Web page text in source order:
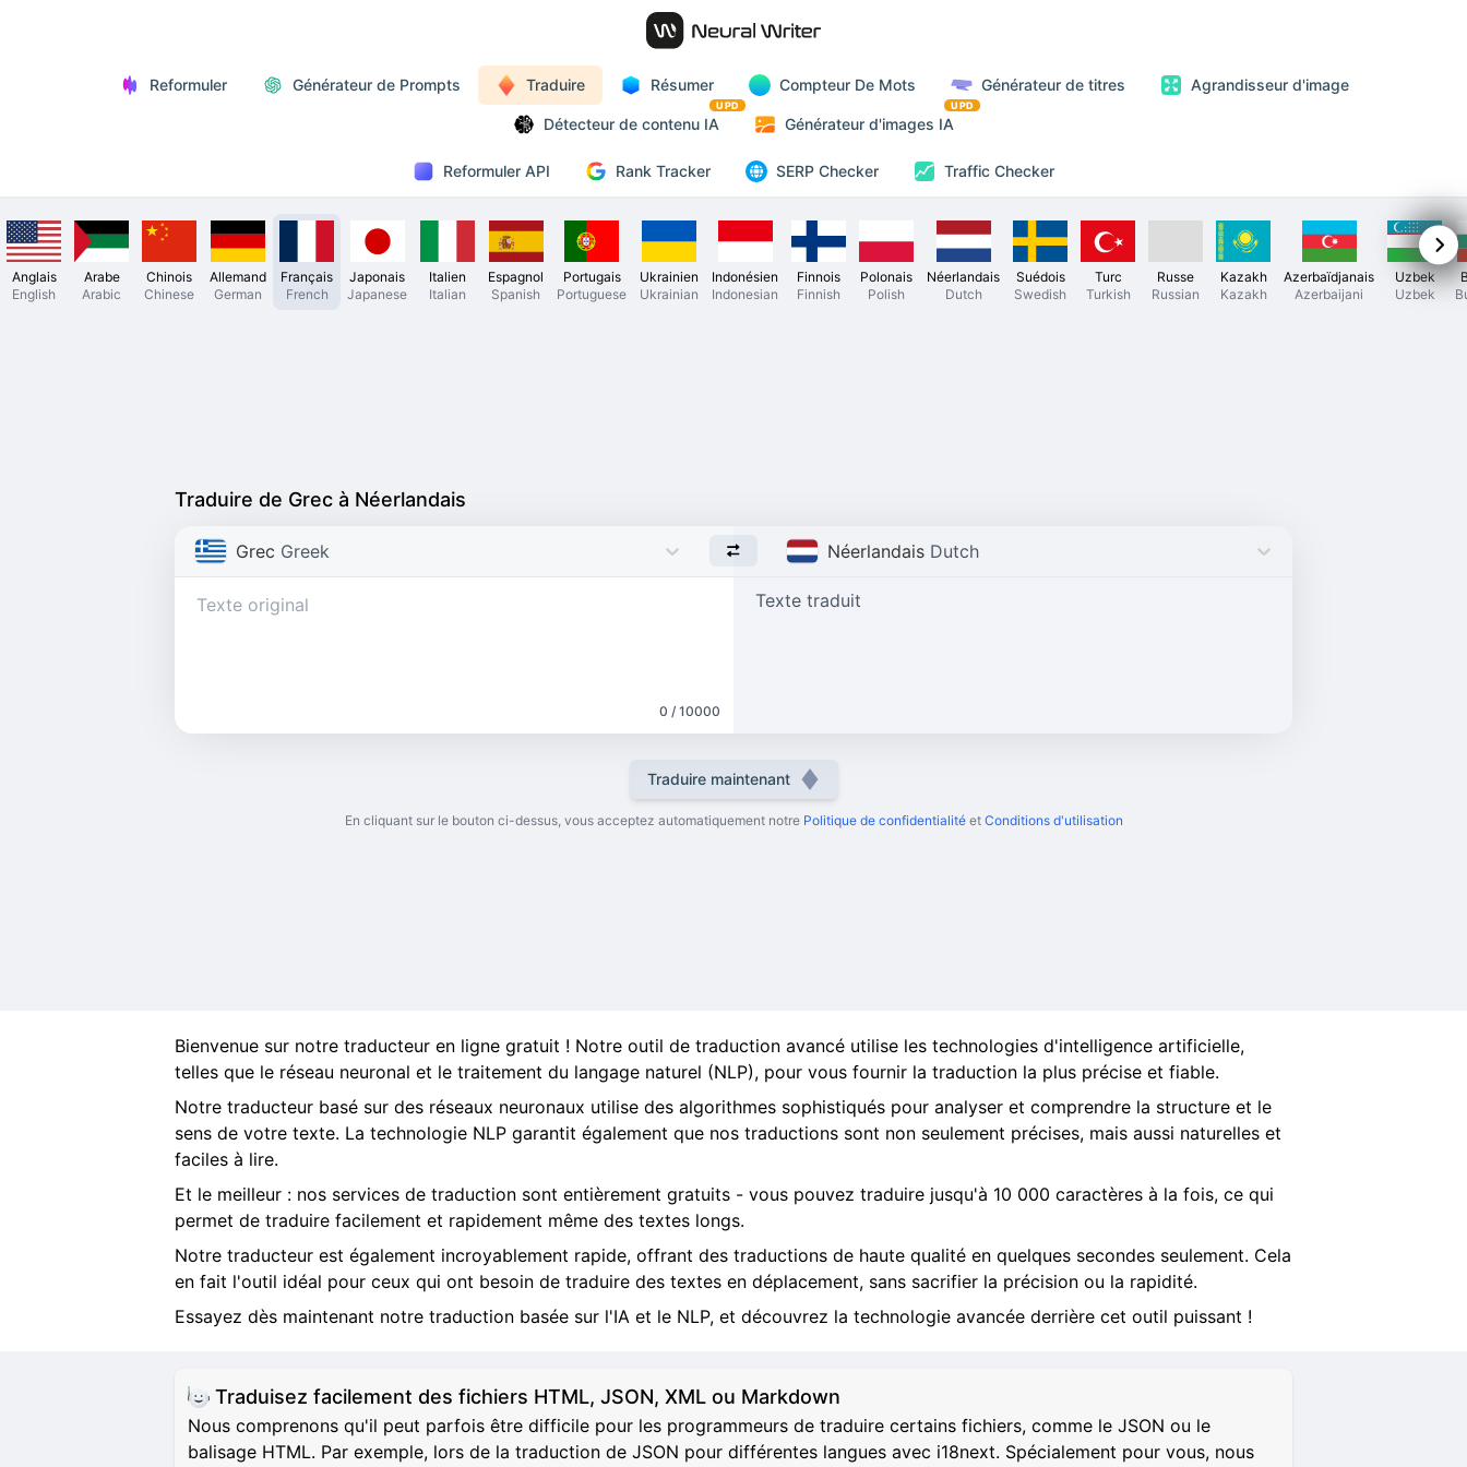
Reformuler Générateur de Prompts Traduire Résumer Compteur De Mots Générateur de titres Agrandisseur d'image
Détecteur de contenu IA
UPD
Générateur d'images IA
UPD
Reformuler API Rank Tracker SERP Checker Traffic Checker
Anglais
English
Arabe
Arabic
Chinois
Chinese
Allemand
German
Français
French
Japonais
Japanese
Italien
Italian
Espagnol
Spanish
Portugais
Portuguese
Ukrainien
Ukrainian
Indonésien
Indonesian
Finnois
Finnish
Polonais
Polish
Néerlandais
Dutch
Suédois
Swedish
Turc
Turkish
Russe
Russian
Kazakh
Kazakh
Azerbaïdjanais
Azerbaijani
Uzbek
Uzbek
Traduire de Grec à Néerlandais
Grec Greek Néerlandais Dutch
0 / 10000
Texte traduit
Traduire maintenant
En cliquant sur le bouton ci-dessus, vous acceptez automatiquement notre Politique de confidentialité et Conditions d'utilisation
Bienvenue sur notre traducteur en ligne gratuit ! Notre outil de traduction avancé utilise les technologies d'intelligence artificielle,
telles que le réseau neuronal et le traitement du langage naturel (NLP), pour vous fournir la traduction la plus précise et fiable.
Notre traducteur basé sur des réseaux neuronaux utilise des algorithmes sophistiqués pour analyser et comprendre la structure et le
sens de votre texte. La technologie NLP garantit également que nos traductions sont non seulement précises, mais aussi naturelles et
faciles à lire.
Et le meilleur : nos services de traduction sont entièrement gratuits - vous pouvez traduire jusqu'à 10 000 caractères à la fois, ce qui
permet de traduire facilement et rapidement même des textes longs.
Notre traducteur est également incroyablement rapide, offrant des traductions de haute qualité en quelques secondes seulement. Cela
en fait l'outil idéal pour ceux qui ont besoin de traduire des textes en déplacement, sans sacrifier la précision ou la rapidité.
Essayez dès maintenant notre traduction basée sur l'IA et le NLP, et découvrez la technologie avancée derrière cet outil puissant !
Traduisez facilement des fichiers HTML, JSON, XML ou Markdown
Nous comprenons qu'il peut parfois être difficile pour les programmeurs de traduire certains fichiers, comme le JSON ou le
balisage HTML. Par exemple, lors de la traduction de JSON pour différentes langues avec i18next. Spécialement pour vous, nous